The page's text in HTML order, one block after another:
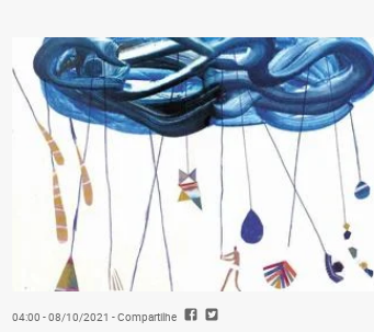
04:00 - 08/10/2021 - Compartilhe